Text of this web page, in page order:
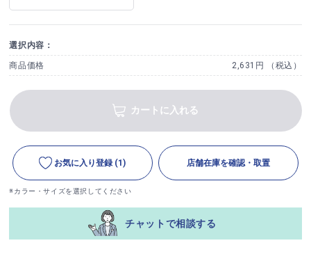
選択内容：
商品価格 2,631円 （税込）
カートに入れる
お気に入り登録 (1) 店舗在庫を確認・取置
※カラー・サイズを選択してください
チャットで相談する